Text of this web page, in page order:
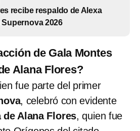
recibe respaldo de Alexa
2026
de Gala Montes
Alana Flores?
fue parte del primer
, celebró con evidente
de Alana Flores, quien fue